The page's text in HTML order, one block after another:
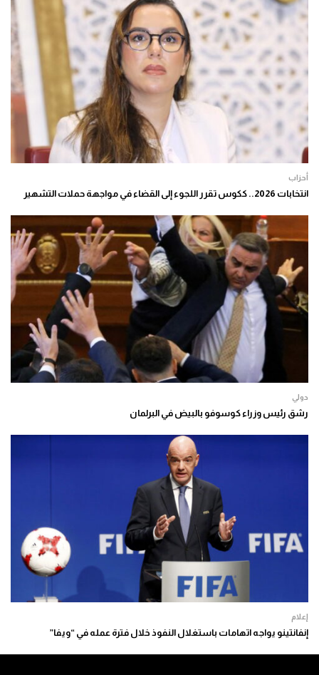
أحزاب
انتخابات 2026.. ككوس تقرر اللجوء إلى القضاء في مواجهة حملات التشهير
دولي
رشق رئيس وزراء كوسوفو بالبيض في البرلمان
إعلام
إنفانتينو يواجه اتهامات باستغلال النفوذ خلال فترة عمله في “ويفا”